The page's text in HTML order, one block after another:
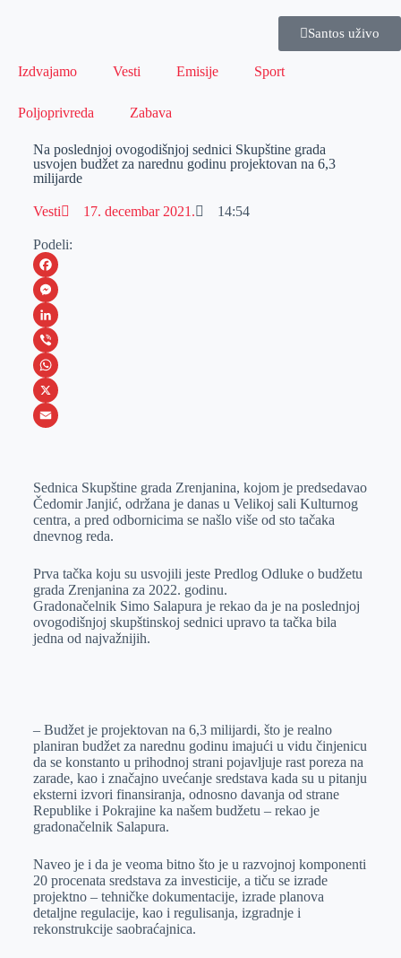
Santos uživo
Izdvajamo Vesti Emisije Sport
Poljoprivreda Zabava
Na poslednjoj ovogodišnjoj sednici Skupštine grada
usvojen budžet za narednu godinu projektovan na 6,3
milijarde
Vesti 17. decembar 2021. 14:54
Podeli:
F
a
c
e
b
o
M
e
s
s
e
e
r
L
i
n
k
I
n
V
i
b
W
h
s
A
p
p
X
a
i
l
Sednica Skupštine grada Zrenjanina, kojom je predsedavao
Čedomir Janjić, održana je danas u Velikoj sali Kulturnog
centra, a pred odbornicima se našlo više od sto tačaka
dnevnog reda.
Prva tačka koju su usvojili jeste Predlog Odluke o budžetu
grada Zrenjanina za 2022. godinu.
Gradonačelnik Simo Salapura je rekao da je na poslednjoj
ovogodišnjoj skupštinskoj sednici upravo ta tačka bila
jedna od najvažnijih.
– Budžet je projektovan na 6,3 milijardi, što je realno
planiran budžet za narednu godinu imajući u vidu činjenicu
da se konstanto u prihodnoj strani pojavljuje rast poreza na
zarade, kao i značajno uvećanje sredstava kada su u pitanju
eksterni izvori finansiranja, odnosno davanja od strane
Republike i Pokrajine ka našem budžetu – rekao je
gradonačelnik Salapura.
Naveo je i da je veoma bitno što je u razvojnoj komponenti
20 procenata sredstava za investicije, a tiču se izrade
projektno – tehničke dokumentacije, izrade planova
detaljne regulacije, kao i regulisanja, izgradnje i
rekonstrukcije saobraćajnica.